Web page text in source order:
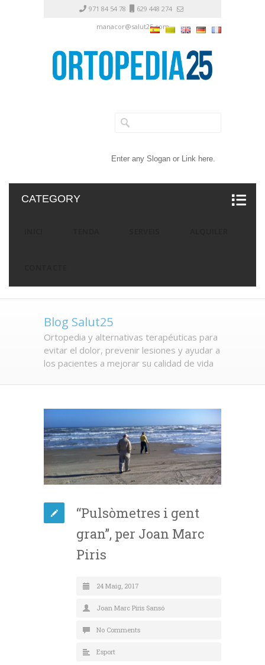
971 84 54 78
629 448 274
manacor@salut25.com
Enter any Slogan or Link here.
CATEGORY
Blog Salut25
Ortopedia y alternativas terapéuticas para
evitar el dolor, prevenir lesiones y ayudar a
los pacientes a mejorar su calidad de vida
“Pulsòmetres i gent
gran”, per Joan Marc
Piris
24 Maig, 2017
Joan Marc Piris Sansó
No Comments
Esport